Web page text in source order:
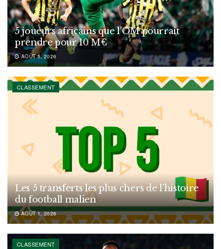
5 joueurs africains que l’OM pourrait
prendre pour 10 M€
AOÛT 5, 2026
CLASSEMENT
Les 5 transferts les plus chers de l’histoire
du football malien
AOÛT 1, 2026
CLASSEMENT